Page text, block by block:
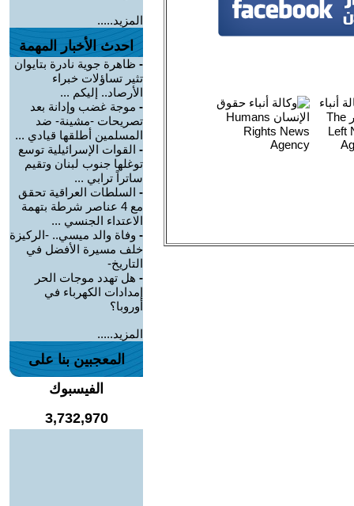
المزيد.....
احدث الأخبار المهمة
- ظاهرة جوية نادرة بتايوان
تثير تساؤلات خبراء
الأرصاد.. إليكم ...
- موجة غضب وإدانة بعد
تصريحات -مشينة- ضد
المسلمين أطلقها قيادي ...
- القوات الإسرائيلية توسع
توغلها جنوب لبنان وتقيم
ساتراً ترابي ...
- السلطات العراقية تحقق
مع 4 عناصر شرطة بتهمة
الاعتداء الجنسي ...
- وفاة والد ميسي.. -الركيزة
خلف مسيرة الأفضل في
التاريخ-
- هل تهدد موجات الحر
إمدادات الكهرباء في
أوروبا؟
المزيد.....
المعجبين بنا على
الفيسبوك
3,732,970